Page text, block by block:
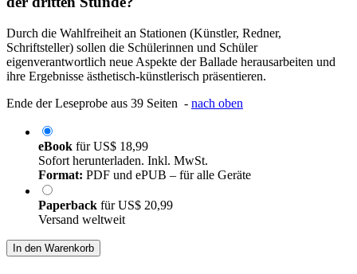
Durch die Wahlfreiheit an Stationen (Künstler, Redner,
Schriftsteller) sollen die Schülerinnen und Schüler
eigenverantwortlich neue Aspekte der Ballade herausarbeiten und
ihre Ergebnisse ästhetisch-künstlerisch präsentieren.
Ende der Leseprobe aus 39 Seiten - nach oben
eBook fürUS$ 18,99
Sofort herunterladen. Inkl. MwSt.
Format: PDF und ePUB – für alle Geräte
Paperback fürUS$ 20,99
Versand weltweit
In den Warenkorb